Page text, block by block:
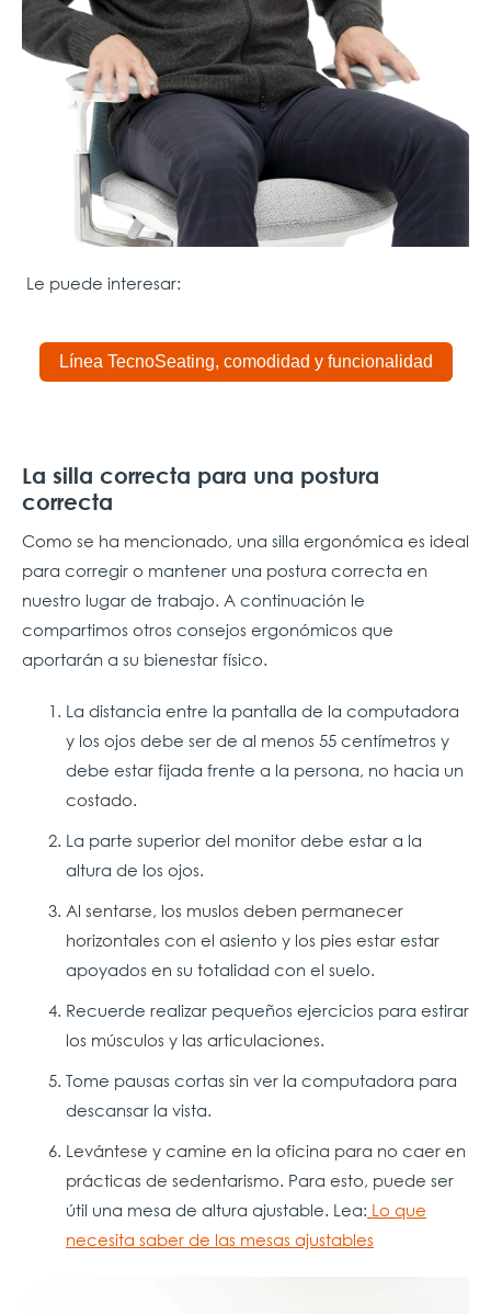
Le puede interesar:
Línea TecnoSeating, comodidad y funcionalidad
La silla correcta para una postura
correcta
Como se ha mencionado, una silla ergonómica es ideal
para corregir o mantener una postura correcta en
nuestro lugar de trabajo. A continuación le
compartimos otros consejos ergonómicos que
aportarán a su bienestar físico.
La distancia entre la pantalla de la computadora
y los ojos debe ser de al menos 55 centímetros y
debe estar fijada frente a la persona, no hacia un
costado.
La parte superior del monitor debe estar a la
altura de los ojos.
Al sentarse, los muslos deben permanecer
horizontales con el asiento y los pies estar estar
apoyados en su totalidad con el suelo.
Recuerde realizar pequeños ejercicios para estirar
los músculos y las articulaciones.
Tome pausas cortas sin ver la computadora para
descansar la vista.
Levántese y camine en la oficina para no caer en
prácticas de sedentarismo. Para esto, puede ser
útil una mesa de altura ajustable. Lea: Lo que
necesita saber de las mesas ajustables